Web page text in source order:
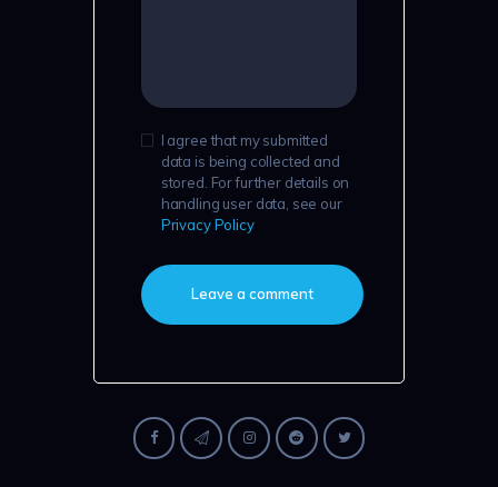
I agree that my submitted
data is being collected and
stored. For further details on
handling user data, see our
Privacy Policy